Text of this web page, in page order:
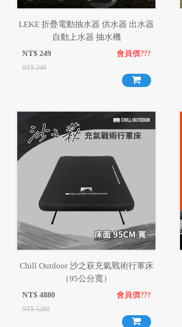
LEKE 折疊電動抽水器 供水器 出水器
自動上水器 抽水機
NT$ 249
NT$249
會員價???
Chill Outdoor 沙之萩充氣戰術行軍床
（95公分寬）
NT$ 4880
NT$5280
會員價???